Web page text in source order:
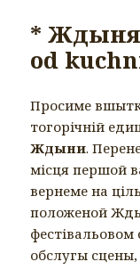
* Ждыня
od
Просиме
тогорічній
Ждыни.
місця першой
вернеме на
положеной
обслугы сцены,